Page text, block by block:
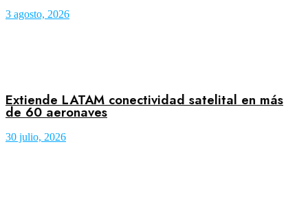
3 agosto, 2026
Extiende LATAM conectividad satelital en más
de 60 aeronaves
30 julio, 2026